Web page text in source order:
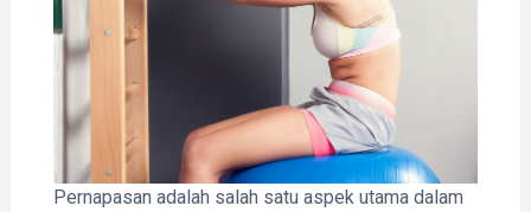
Pernapasan adalah salah satu aspek utama dalam